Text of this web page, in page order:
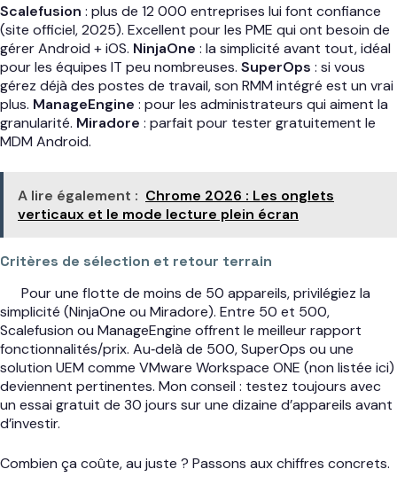
Scalefusion : plus de 12 000 entreprises lui font confiance
(site officiel, 2025). Excellent pour les PME qui ont besoin de
gérer Android + iOS. NinjaOne : la simplicité avant tout, idéal
pour les équipes IT peu nombreuses. SuperOps : si vous
gérez déjà des postes de travail, son RMM intégré est un vrai
plus. ManageEngine : pour les administrateurs qui aiment la
granularité. Miradore : parfait pour tester gratuitement le
MDM Android.
A lire également : Chrome 2026 : Les onglets
verticaux et le mode lecture plein écran
Critères de sélection et retour terrain
Pour une flotte de moins de 50 appareils, privilégiez la
simplicité (NinjaOne ou Miradore). Entre 50 et 500,
Scalefusion ou ManageEngine offrent le meilleur rapport
fonctionnalités/prix. Au‑delà de 500, SuperOps ou une
solution UEM comme VMware Workspace ONE (non listée ici)
deviennent pertinentes. Mon conseil : testez toujours avec
un essai gratuit de 30 jours sur une dizaine d’appareils avant
d’investir.
Combien ça coûte, au juste ? Passons aux chiffres concrets.